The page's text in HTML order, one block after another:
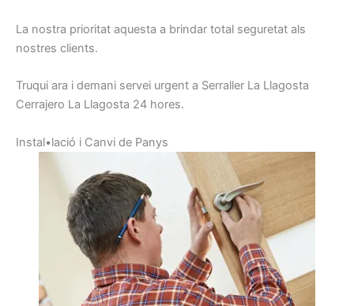
La nostra prioritat aquesta a brindar total seguretat als
nostres clients.
Truqui ara i demani servei urgent a Serraller La Llagosta
Cerrajero La Llagosta 24 hores.
Instal•lació i Canvi de Panys